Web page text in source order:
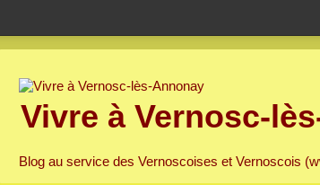
Vivre à Vernosc-
Blog au service des Vernoscoises et Vernoscois